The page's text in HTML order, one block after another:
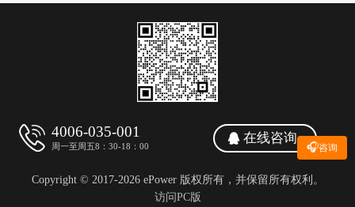
4006-035-001
周一至周五8：30-18：00
在线咨询
Copyright © 2017-2026 ePower 版权所有，并保留所有权利。
访问PC版
🎧咨询